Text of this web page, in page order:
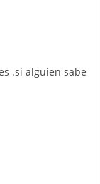
.si alguien sabe